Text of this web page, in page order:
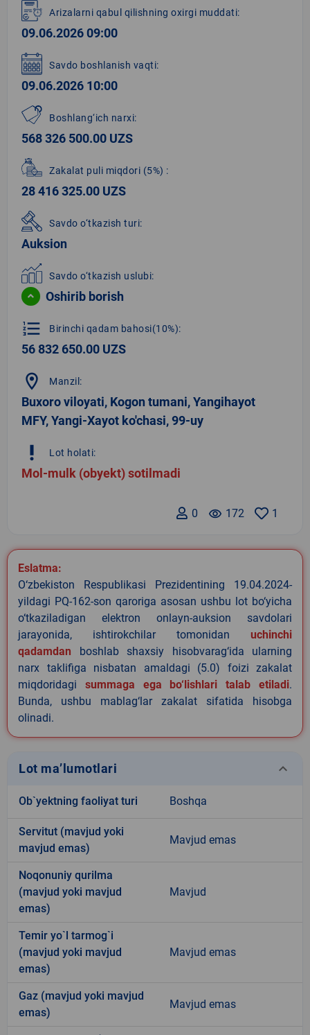
1
of
6
Arizalarni qabul qilishning oxirgi muddati:
09.06.2026 09:00
Savdo boshlanish vaqti:
09.06.2026 10:00
Boshlang‘ich narxi:
568 326 500.00 UZS
Zakalat puli miqdori (5%) :
28 416 325.00 UZS
Savdo o‘tkazish turi:
Auksion
Savdo o‘tkazish uslubi:
Oshirib borish
format_list_numbered Birinchi qadam bahosi(10%):
56 832 650.00 UZS
location_on Manzil:
Buxoro viloyati, Kogon tumani, Yangihayot
MFY, Yangi-Xayot ko'chasi, 99-uy
priority_high Lot holati:
Mol-mulk (obyekt) sotilmadi
1
remove_red_eye 172
0
Eslatma:
O‘zbekiston Respublikasi Prezidentining 19.04.2024-
yildagi PQ-162-son qaroriga asosan ushbu lot bo‘yicha
o‘tkaziladigan elektron onlayn-auksion savdolari
jarayonida, ishtirokchilar tomonidan uchinchi
qadamdan boshlab shaxsiy hisobvarag‘ida ularning
narx taklifiga nisbatan amaldagi (5.0) foizi zakalat
miqdoridagi summaga ega bo‘lishlari talab etiladi.
Bunda, ushbu mablag‘lar zakalat sifatida hisobga
olinadi.
Lot ma’lumotlari keyboard_arrow_down
Ob`yektning faoliyat turi Boshqa
Servitut (mavjud yoki
mavjud emas)
Mavjud emas
Noqonuniy qurilma
(mavjud yoki mavjud
emas)
Mavjud
Temir yo`l tarmog`i
(mavjud yoki mavjud
emas)
Mavjud emas
Gaz (mavjud yoki mavjud
emas)
Mavjud emas